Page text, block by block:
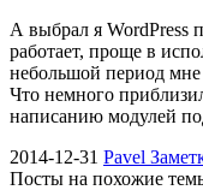
А выбрал я WordPress
работает, проще в
небольшой период мне
Что немного
написанию модулей
2014-12-31 Pavel
Посты на похожие